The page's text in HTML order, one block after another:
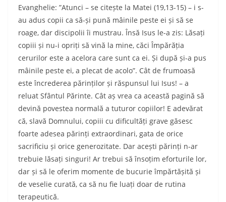
Evanghelie: ”Atunci – se citește la Matei (19,13-15) – i s-
au adus copii ca să-și pună mâinile peste ei și să se
roage, dar discipolii îi mustrau. Însă Isus le-a zis: Lăsați
copiii și nu-i opriți să vină la mine, căci Împărăția
cerurilor este a acelora care sunt ca ei. Și după și-a pus
mâinile peste ei, a plecat de acolo”. Cât de frumoasă
este încrederea părinților și răspunsul lui Isus! – a
reluat Sfântul Părinte. Cât aș vrea ca această pagină să
devină povestea normală a tuturor copiilor! E adevărat
că, slavă Domnului, copiii cu dificultăți grave găsesc
foarte adesea părinți extraordinari, gata de orice
sacrificiu și orice generozitate. Dar acești părinți n-ar
trebuie lăsați singuri! Ar trebui să însoțim eforturile lor,
dar și să le oferim momente de bucurie împărtășită și
de veselie curată, ca să nu fie luați doar de rutina
terapeutică.